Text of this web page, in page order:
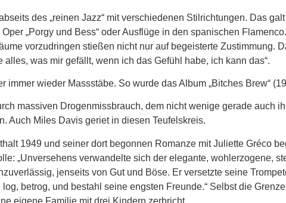
des „reinen Jazz“ mit verschiedenen Stilrichtungen. Das
„Porgy und Bess“ oder Ausflüge in den spanischen
vorzudringen stießen nicht nur auf begeisterte Zustimmung.
alles, was mir gefällt, wenn ich das Gefühl habe, ich kann das“.
immer wieder Massstäbe. So wurde das Album „Bitches Brew“
massiven Drogenmissbrauch, dem nicht wenige gerade auch
Auch Miles Davis geriet in diesen Teufelskreis.
1949 und seiner dort begonnen Romanze mit Juliette Gréco
„Unversehens verwandelte sich der elegante, wohlerzogene,
jenseits von Gut und Böse. Er versetzte seine
betrog, und bestahl seine engsten Freunde.“ Selbst die
eigene Familie mit drei Kindern zerbricht.